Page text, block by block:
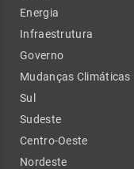
Energia
Infraestrutura
Governo
Mudanças Climáticas
Sul
Sudeste
Centro-Oeste
Nordeste